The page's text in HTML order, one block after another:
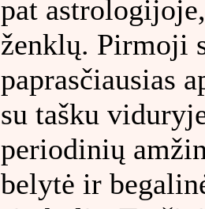
pat
ženklų. Pirmoji
paprasčiausias
su tašku
periodinių
belytė ir